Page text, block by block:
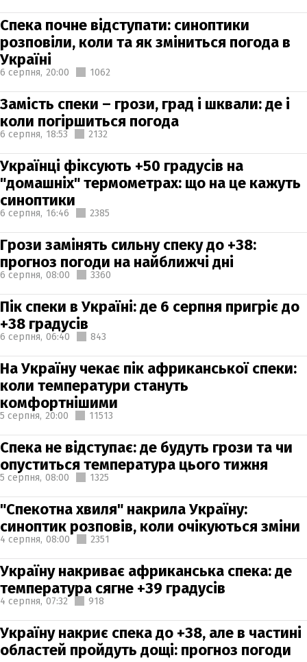
Спека почне відступати: синоптики
розповіли, коли та як зміниться погода в
Україні
6 серпня, 20:00 1062
Замість спеки – грози, град і шквали: де і
коли погіршиться погода
6 серпня, 18:53 2132
Українці фіксують +50 градусів на
"домашніх" термометрах: що на це кажуть
синоптики
6 серпня, 16:46 2385
Грози замінять сильну спеку до +38:
прогноз погоди на найближчі дні
6 серпня, 08:00 3360
Пік спеки в Україні: де 6 серпня пригріє до
+38 градусів
6 серпня, 06:40 843
На Україну чекає пік африканської спеки:
коли температури стануть
комфортнішими
5 серпня, 20:00 11513
Спека не відступає: де будуть грози та чи
опуститься температура цього тижня
5 серпня, 08:00 1325
"Спекотна хвиля" накрила Україну:
синоптик розповів, коли очікуються зміни
4 серпня, 08:00 2351
Україну накриває африканська спека: де
температура сягне +39 градусів
4 серпня, 07:32 918
Україну накриє спека до +38, але в частині
областей пройдуть дощі: прогноз погоди